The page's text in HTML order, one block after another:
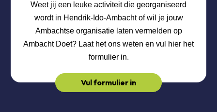
Weet jij een leuke activiteit die georganiseerd
wordt in Hendrik-Ido-Ambacht of wil je jouw
Ambachtse organisatie laten vermelden op
Ambacht Doet? Laat het ons weten en vul hier het
formulier in.
Vul formulier in